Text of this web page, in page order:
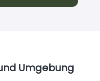
Umgebung